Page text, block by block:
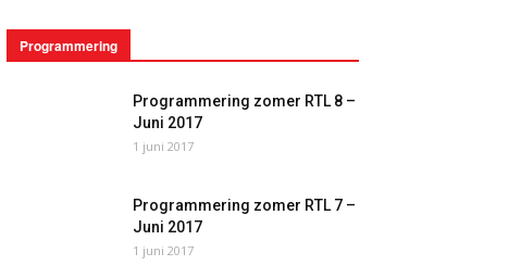
Programmering
Programmering zomer RTL 8 –
Juni 2017
1 juni 2017
Programmering zomer RTL 7 –
Juni 2017
1 juni 2017